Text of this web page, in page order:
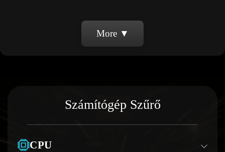
More ▼
Számítógép Szűrő
CPU